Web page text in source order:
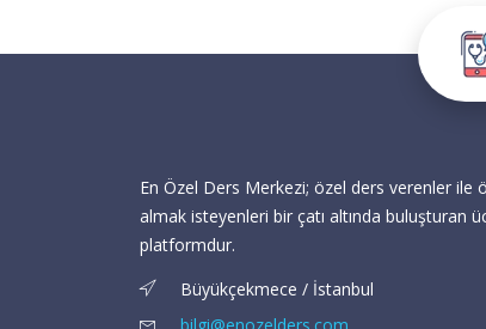
En Özel Ders Merkezi; özel ders verenler ile
almak isteyenleri bir çatı altında buluşturan
platformdur.
Büyükçekmece / İstanbul